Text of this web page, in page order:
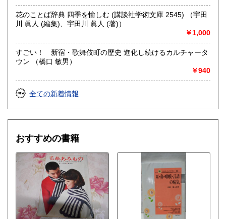
花のことば辞典 四季を愉しむ (講談社学術文庫 2545) （宇田
川 眞人 (編集)、宇田川 眞人 (著)）
￥1,000
すごい！ 新宿・歌舞伎町の歴史 進化し続けるカルチャータ
ウン （橋口 敏男）
￥940
全ての新着情報
おすすめの書籍